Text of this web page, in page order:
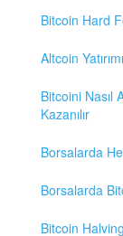
Bitcoin Hard
Altcoin
Bitcoini Nasıl
Kazanılır
Borsalarda
Borsalarda
Bitcoin